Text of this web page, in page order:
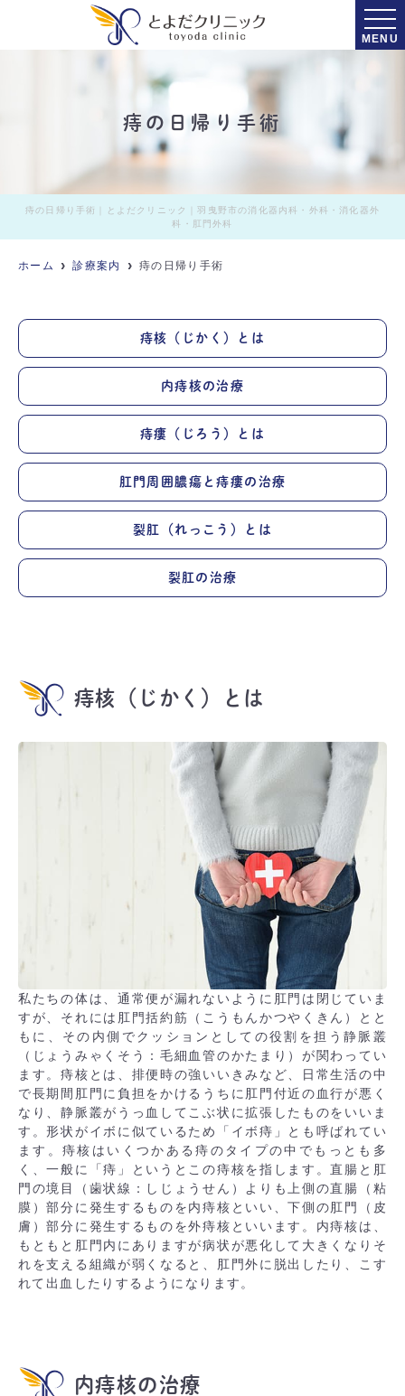
MENU
痔の日帰り手術
痔の日帰り手術｜とよだクリニック｜羽曳野市の消化器内科・外科・消化器外
科・肛門外科
ホーム 診療案内 痔の日帰り手術
痔核（じかく）とは
内痔核の治療
痔瘻（じろう）とは
肛門周囲膿瘍と痔瘻の治療
裂肛（れっこう）とは
裂肛の治療
痔核（じかく）とは
私たちの体は、通常便が漏れないように肛門は閉じていま
すが、それには肛門括約筋（こうもんかつやくきん）とと
もに、その内側でクッションとしての役割を担う静脈叢
（じょうみゃくそう：毛細血管のかたまり）が関わってい
ます。痔核とは、排便時の強いいきみなど、日常生活の中
で長期間肛門に負担をかけるうちに肛門付近の血行が悪く
なり、静脈叢がうっ血してこぶ状に拡張したものをいいま
す。形状がイボに似ているため「イボ痔」とも呼ばれてい
ます。痔核はいくつかある痔のタイプの中でもっとも多
く、一般に「痔」というとこの痔核を指します。直腸と肛
門の境目（歯状線：しじょうせん）よりも上側の直腸（粘
膜）部分に発生するものを内痔核といい、下側の肛門（皮
膚）部分に発生するものを外痔核といいます。内痔核は、
もともと肛門内にありますが病状が悪化して大きくなりそ
れを支える組織が弱くなると、肛門外に脱出したり、こす
れて出血したりするようになります。
内痔核の治療